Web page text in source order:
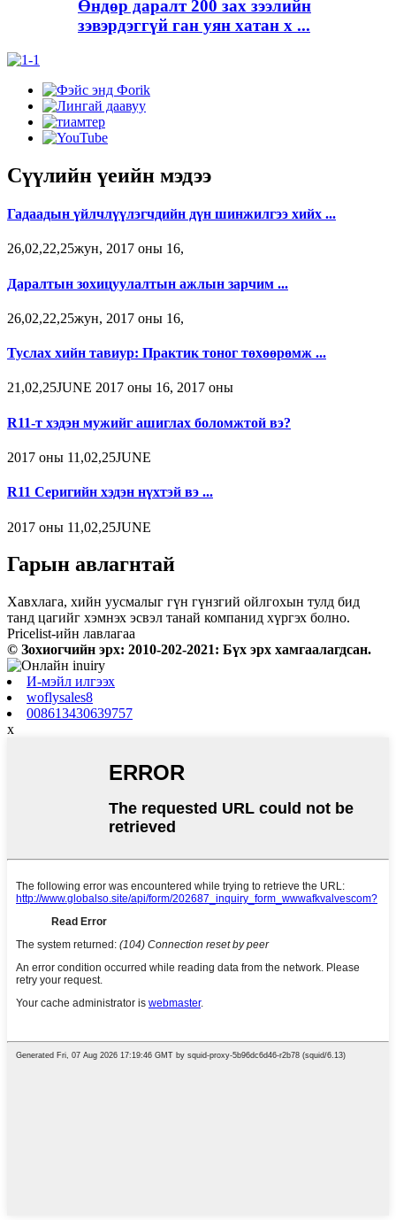
Өндөр даралт 200 зах зээлийн
зэвэрдэггүй ган уян хатан х ...
Сүүлийн үеийн мэдээ
Гадаадын үйлчлүүлэгчдийн дүн шинжилгээ хийх ...
26,02,22,25жун, 2017 оны 16,
Даралтын зохицуулалтын ажлын зарчим ...
26,02,22,25жун, 2017 оны 16,
Туслах хийн тавиур: Практик тоног төхөөрөмж ...
21,02,25JUNE 2017 оны 16, 2017 оны
R11-т хэдэн мужийг ашиглах боломжтой вэ?
2017 оны 11,02,25JUNE
R11 Серигийн хэдэн нүхтэй вэ ...
2017 оны 11,02,25JUNE
Гарын авлагнтай
Хавхлага, хийн уусмалыг гүн гүнзгий ойлгохын тулд бид
танд цагийг хэмнэх эсвэл танай компанид хүргэх болно.
Pricelist-ийн лавлагаа
© Зохиогчийн эрх: 2010-202-2021: Бүх эрх хамгаалагдсан.
И-мэйл илгээх
woflysales8
008613430639757
x